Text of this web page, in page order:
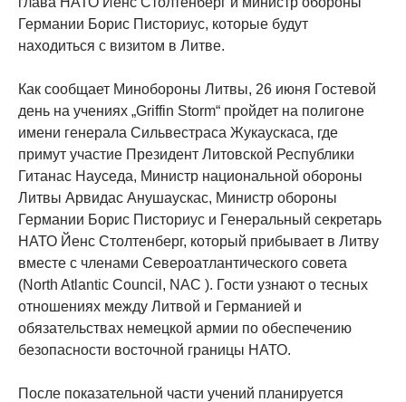
Германии Борис Писториус, которые будут
находиться с визитом в Литве.
Как сообщает Минобороны Литвы, 26 июня Гостевой
день на учениях „Griffin Storm“ пройдет на полигоне
имени генерала Сильвестраса Жукаускаса, где
примут участие Президент Литовской Республики
Гитанас Науседа, Министр национальной обороны
Литвы Арвидас Анушаускас, Министр обороны
Германии Борис Писториус и Генеральный секретарь
НАТО Йенс Столтенберг, который прибывает в Литву
вместе с членами Североатлантического совета
(North Atlantic Council, NAC ). Гости узнают о тесных
отношениях между Литвой и Германией и
обязательствах немецкой армии по обеспечению
безопасности восточной границы НАТО.
После показательной части учений планируется